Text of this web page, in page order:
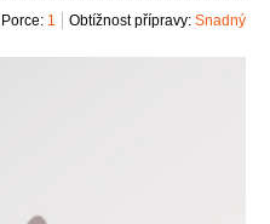
Obtížnost přípravy: Snadný
Porce: 1